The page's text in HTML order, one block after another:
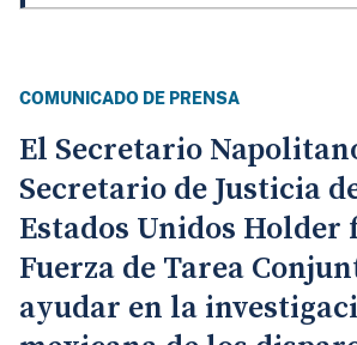
COMUNICADO DE PRENSA
El Secretario
Secretario de Justicia
Estados Unidos
Fuerza de Tarea
ayudar en la